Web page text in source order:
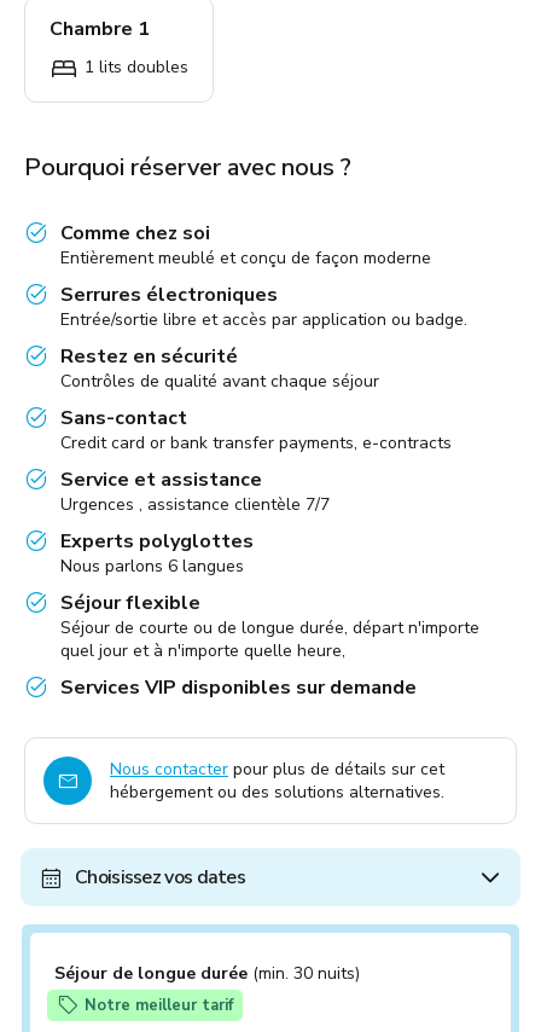
Chambre 1
1 lits doubles
Pourquoi réserver avec nous ?
Comme chez soi
Entièrement meublé et conçu de façon moderne
Serrures électroniques
Entrée/sortie libre et accès par application ou badge.
Restez en sécurité
Contrôles de qualité avant chaque séjour
Sans-contact
Credit card or bank transfer payments, e-contracts
Service et assistance
Urgences , assistance clientèle 7/7
Experts polyglottes
Nous parlons 6 langues
Séjour flexible
Séjour de courte ou de longue durée, départ n'importe
quel jour et à n'importe quelle heure,
Services VIP disponibles sur demande
Nous contacter pour plus de détails sur cet
hébergement ou des solutions alternatives.
Choisissez vos dates
Séjour de longue durée (min. 30 nuits)
Notre meilleur tarif